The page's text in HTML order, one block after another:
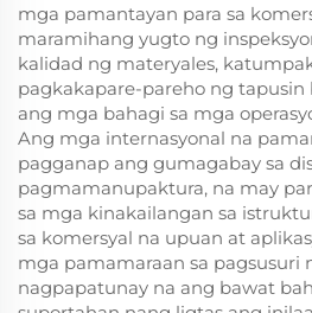
mga pamantayan para sa
maramihang yugto ng
kalidad ng materyales,
pagkakapare-pareho ng tapusin
ang mga bahagi sa mga
Ang mga internasyonal na
pagganap ang gumagabay sa
pagmamanupaktura, na may
sa mga kinakailangan sa
sa komersyal na upuan at
mga pamamaraan sa pagsusuri
nagpapatunay na ang bawat